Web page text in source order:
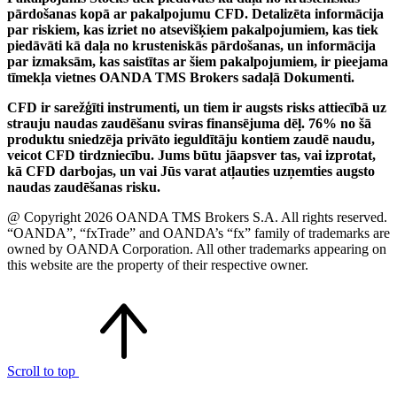
pārdošanas kopā ar pakalpojumu CFD. Detalizēta informācija
par riskiem, kas izriet no atsevišķiem pakalpojumiem, kas tiek
piedāvāti kā daļa no krusteniskās pārdošanas, un informācija
par izmaksām, kas saistītas ar šiem pakalpojumiem, ir pieejama
tīmekļa vietnes OANDA TMS Brokers sadaļā Dokumenti.
CFD ir sarežģīti instrumenti, un tiem ir augsts risks attiecībā uz
strauju naudas zaudēšanu sviras finansējuma dēļ. 76% no šā
produktu sniedzēja privāto ieguldītāju kontiem zaudē naudu,
veicot CFD tirdzniecību. Jums būtu jāapsver tas, vai izprotat,
kā CFD darbojas, un vai Jūs varat atļauties uzņemties augsto
naudas zaudēšanas risku.
@ Copyright 2026 OANDA TMS Brokers S.A. All rights reserved.
“OANDA”, “fxTrade” and OANDA’s “fx” family of trademarks are
owned by OANDA Corporation. All other trademarks appearing on
this website are the property of their respective owner.
Scroll to top